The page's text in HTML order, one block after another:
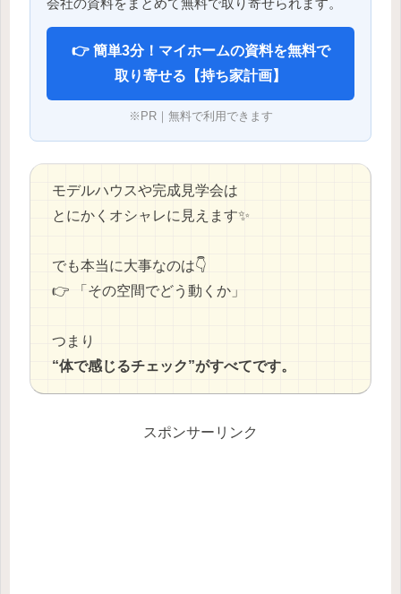
会社の資料をまとめて無料で取り寄せられます。
👉 簡単3分！マイホームの資料を無料で
取り寄せる【持ち家計画】
※PR｜無料で利用できます
モデルハウスや完成見学会は
とにかくオシャレに見えます✨
でも本当に大事なのは👇
👉 「その空間でどう動くか」
つまり
“体で感じるチェック”がすべてです。
スポンサーリンク